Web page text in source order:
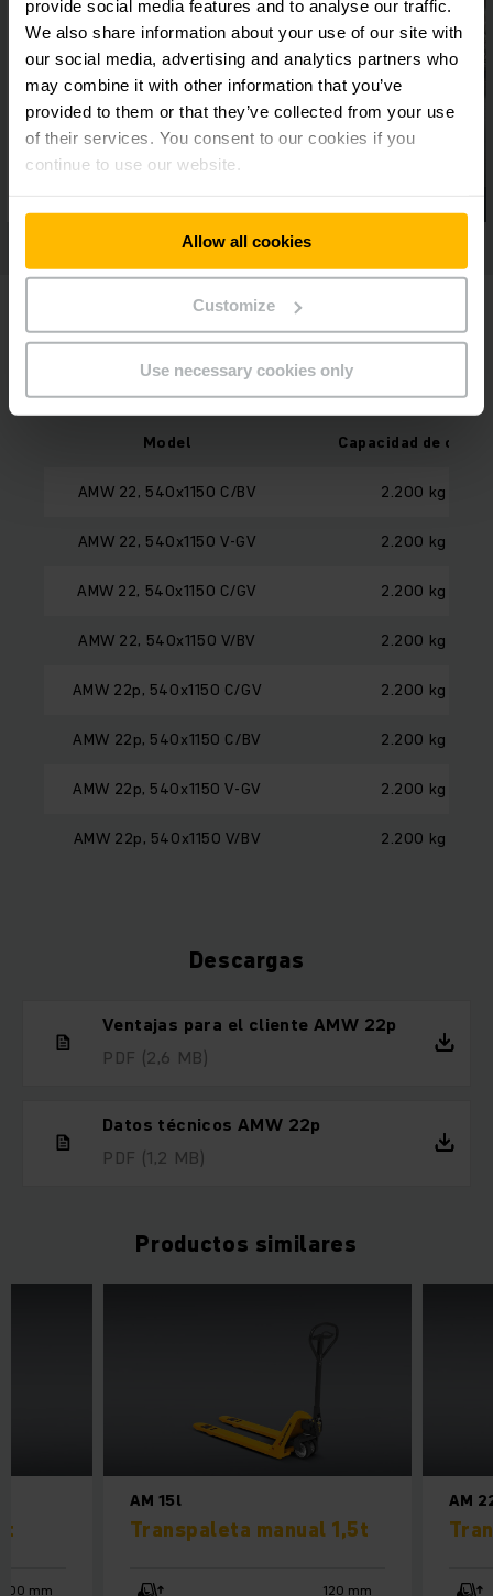
provide social media features and to analyse our traffic.
We also share information about your use of our site with
our social media, advertising and analytics partners who
may combine it with other information that you’ve
provided to them or that they’ve collected from your use
of their services. You consent to our cookies if you
continue to use our website.
Allow all cookies
Customize
Use necessary cookies only
Resumen de modelos
Model Capacidad de carga
AMW 22, 540x1150 C/BV 2.200 kg
AMW 22, 540x1150 V-GV 2.200 kg
AMW 22, 540x1150 C/GV 2.200 kg
AMW 22, 540x1150 V/BV 2.200 kg
AMW 22p, 540x1150 C/GV 2.200 kg
AMW 22p, 540x1150 C/BV 2.200 kg
AMW 22p, 540x1150 V-GV 2.200 kg
AMW 22p, 540x1150 V/BV 2.200 kg
Descargas
Ventajas para el cliente AMW 22p
PDF (2,6 MB)
Datos técnicos AMW 22p
PDF (1,2 MB)
Productos similares
AM 15l
Transpaleta manual 1,5t
120 mm
AM
mm